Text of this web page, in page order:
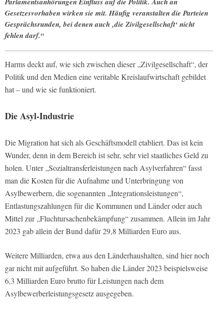
Gesetzesvorhaben wirken sie mit. Häufig veranstalten die Parteien
Gesprächsrunden, bei denen auch ‚die Zivilgesellschaft‘ nicht
fehlen darf.“
Harms deckt auf, wie sich zwischen dieser „Zivilgesellschaft“, der
Politik und den Medien eine veritable Kreislaufwirtschaft gebildet
hat – und wie sie funktioniert.
Die Asyl-Industrie
Die Migration hat sich als Geschäftsmodell etabliert. Das ist kein
Wunder, denn in dem Bereich ist sehr, sehr viel staatliches Geld zu
holen. Unter „Sozialtransferleistungen nach Asylverfahren“ fasst
man die Kosten für die Aufnahme und Unterbringung von
Asylbewerbern, die sogenannten „Integrationsleistungen“,
Entlastungszahlungen für die Kommunen und Länder oder auch
Mittel zur „Fluchtursachenbekämpfung“ zusammen. Allein im Jahr
2023 gab allein der Bund dafür 29,8 Milliarden Euro aus.
Weitere Milliarden, etwa aus den Länderhaushalten, sind hier noch
gar nicht mit aufgeführt. So haben die Länder 2023 beispielsweise
6,3 Milliarden Euro brutto für Leistungen nach dem
Asylbewerberleistungsgesetz ausgegeben.